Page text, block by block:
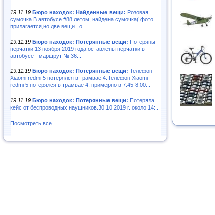
19.11.19 Бюро находок: Найденные вещи: Розовая
сумочка.В автобусе #88 летом, найдена сумочка( фото
прилагается,но две вещи , о..
19.11.19 Бюро находок: Потерянные вещи: Потеряны
перчатки.13 ноября 2019 года оставлены перчатки в
автобусе - маршрут № 36...
19.11.19 Бюро находок: Потерянные вещи: Телефон
Xiaomi redmi 5 потерялся в трамвае 4.Телефон Xiaomi
redmi 5 потерялся в трамвае 4, примерно в 7:45-8:00...
19.11.19 Бюро находок: Потерянные вещи: Потеряла
кейс от беспроводных наушников.30.10.2019 г. около 14:..
Посмотреть все